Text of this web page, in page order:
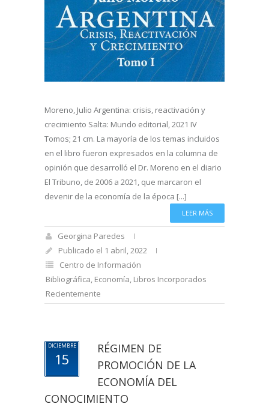
Moreno, Julio Argentina: crisis, reactivación y
crecimiento Salta: Mundo editorial, 2021 IV
Tomos; 21 cm. La mayoría de los temas incluidos
en el libro fueron expresados en la columna de
opinión que desarrolló el Dr. Moreno en el diario
El Tribuno, de 2006 a 2021, que marcaron el
devenir de la economía de la época [...]
LEER MÁS
Georgina Paredes
Publicado el 1 abril, 2022
Centro de Información
Bibliográfica, Economía, Libros Incorporados
Recientemente
DICIEMBRE
15
RÉGIMEN DE
PROMOCIÓN DE LA
ECONOMÍA DEL
CONOCIMIENTO